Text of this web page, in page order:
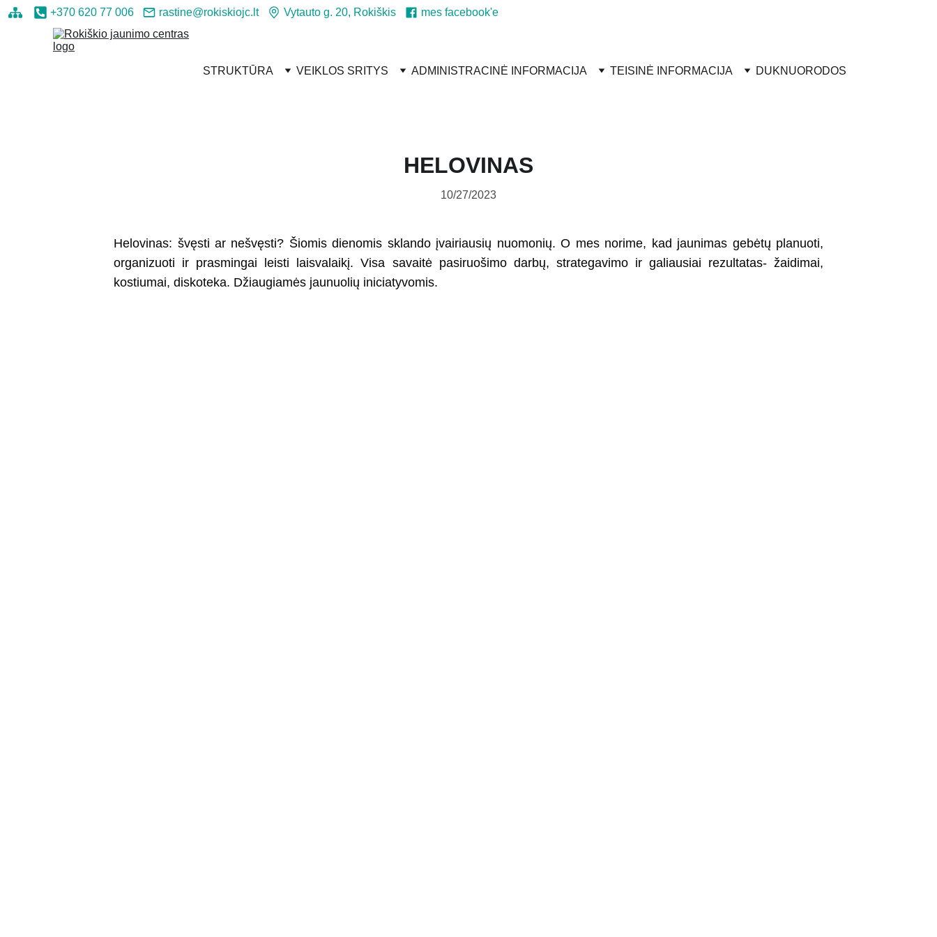
STRUKTŪRA VEIKLOS SRITYS ADMINISTRACINĖ INFORMACIJA TEISINĖ INFORMACIJA DUKNUORODOS
HELOVINAS
10/27/2023
Helovinas: švęsti ar nešvęsti? Šiomis dienomis sklando įvairiausių nuomonių. O mes norime, kad jaunimas gebėtų planuoti,
organizuoti ir prasmingai leisti laisvalaikį. Visa savaitė pasiruošimo darbų, strategavimo ir galiausiai rezultatas- žaidimai,
kostiumai, diskoteka. Džiaugiamės jaunuolių iniciatyvomis.
+370 620 77 006 rastine@rokiskiojc.lt Vytauto g. 20, Rokiškis mes facebook'e